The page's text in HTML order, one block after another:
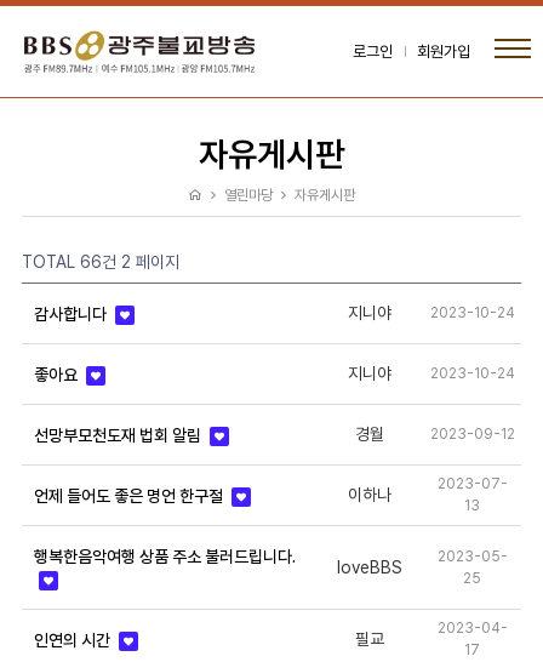
로그인 회원가입
자유게시판
열린마당 자유게시판
TOTAL 66건 2 페이지
감사합니다 지니야 2023-10-24
좋아요 지니야 2023-10-24
선망부모천도재 법회 알림 경월 2023-09-12
언제 들어도 좋은 명언 한구절 이하나
2023-07-
13
행복한음악여행 상품 주소 불러드립니다.
loveBBS
2023-05-
25
인연의 시간 필교
2023-04-
17